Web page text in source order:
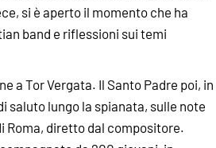
si è aperto il momento che ha
band e riflessioni sui temi
a Tor Vergata. Il Santo Padre poi, in
saluto lungo la spianata, sulle note
Roma, diretto dal compositore.